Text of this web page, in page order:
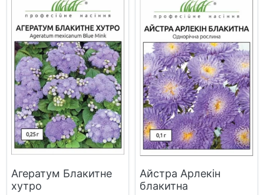
Агератум Блакитне
хутро
Айстра Арлекін
блакитна